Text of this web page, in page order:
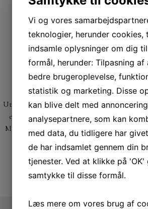
december 9,
Ut vitae feugiat magna, ut mattis ligula.
et ex ut elit tincidunt rutrum vitae
Maecenas sed dapibus eros. Phasellus eu
augue. Morbi
Vi og vores
teknologier, herunder cookies,
indsamle oplysninger om dig
formål, herunder: Tilpasning af
bedre brugeroplevelse,
statistik og marketing. Disse
kan blive delt med
analysepartnere, som kan
med data, du tidligere har
de har indsamlet gennem din
tjenester. Ved at klikke på 'OK'
samtykke til disse formål.
Læs mere om vores brug af